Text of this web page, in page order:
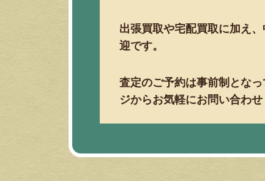
出張買取や宅配買取に加え
迎です。
査定のご予約は事前制とな
ジからお気軽にお問い合わせ